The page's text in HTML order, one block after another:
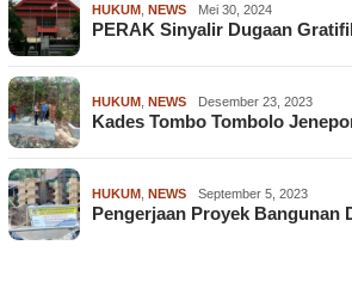
HUKUM NEWS Mei 30, 2024
PERAK Sinyalir Dugaan
HUKUM NEWS Desember 23, 2023
Kades Tombo Tombolo
HUKUM NEWS September 5, 2023
Pengerjaan Proyek Bangunan